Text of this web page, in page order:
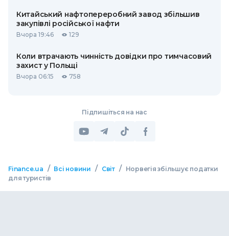
Китайський нафтопереробний завод збільшив
закупівлі російської нафти
Вчора 19:46 129
Коли втрачають чинність довідки про тимчасовий
захист у Польщі
Вчора 06:15 758
Підпишіться на нас
Finance.ua / Всі новини / Світ /
Норвегія збільшує податки
для туристів